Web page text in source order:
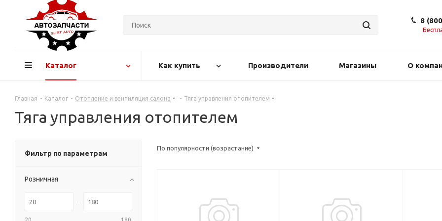
8
Каталог Как купить Производители Магазины О
Главная - Каталог - Отопление и вентиляция салона - Тяга управления отопителем
Тяга управления отопителем
По популярности (возрастание)
Фильтр по параметрам
Розничная